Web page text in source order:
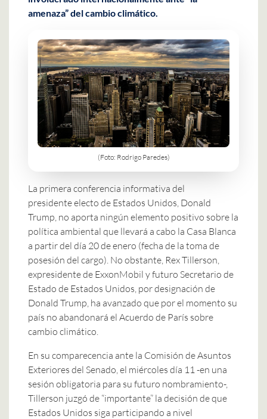
amenaza” del cambio climático.
(Foto: Rodrigo Paredes)
La primera conferencia informativa del
presidente electo de Estados Unidos, Donald
Trump, no aporta ningún elemento positivo sobre la
política ambiental que llevará a cabo la Casa Blanca
a partir del día 20 de enero (fecha de la toma de
posesión del cargo). No obstante, Rex Tillerson,
expresidente de ExxonMobil y futuro Secretario de
Estado de Estados Unidos, por designación de
Donald Trump, ha avanzado que por el momento su
país no abandonará el Acuerdo de París sobre
cambio climático.
En su comparecencia ante la Comisión de Asuntos
Exteriores del Senado, el miércoles día 11 -en una
sesión obligatoria para su futuro nombramiento-,
Tillerson juzgó de “importante” la decisión de que
Estados Unidos siga participando a nivel